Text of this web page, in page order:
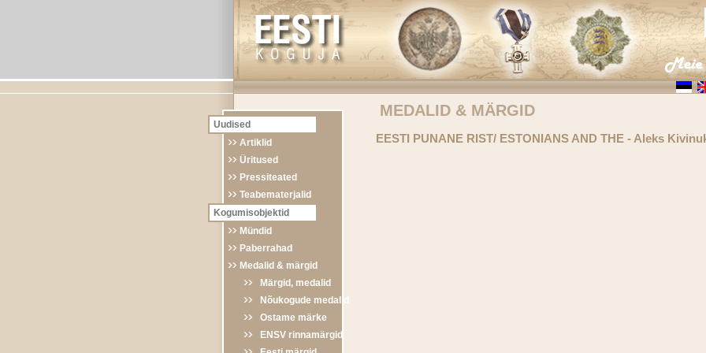
Uudised
Artiklid
Üritused
Pressiteated
Teabematerjalid
Kogumisobjektid
Mündid
Paberrahad
Medalid & märgid
Märgid, medalid
Nõukogude medalid
Ostame märke
ENSV rinnamärgid
MEDALID & MÄRGID
EESTI PUNANE RIST/ ESTONIANS AND THE - Aleks